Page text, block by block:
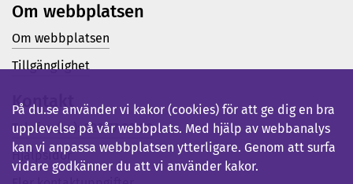
Om webbplatsen
Om webbplatsen
Tillgänglighet
Kontakt
Telefon (vx): 023-77 80 00
Hjälpsidor
På du.se använder vi kakor (cookies) för att ge dig en bra
upplevelse på vår webbplats. Med hjälp av webbanalys
kan vi anpassa webbplatsen ytterligare. Genom att surfa
vidare godkänner du att vi använder kakor.